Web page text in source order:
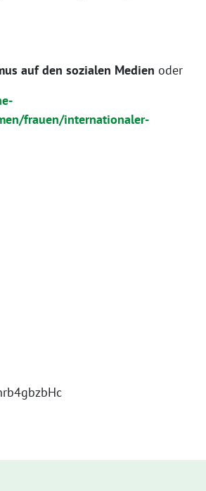
auf den sozialen Medien oder
frauen/internationaler-